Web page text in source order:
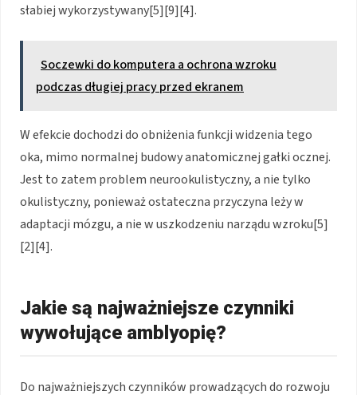
słabiej wykorzystywany[5][9][4].
Soczewki do komputera a ochrona wzroku
podczas długiej pracy przed ekranem
W efekcie dochodzi do obniżenia funkcji widzenia tego
oka, mimo normalnej budowy anatomicznej gałki ocznej.
Jest to zatem problem neurookulistyczny, a nie tylko
okulistyczny, ponieważ ostateczna przyczyna leży w
adaptacji mózgu, a nie w uszkodzeniu narządu wzroku[5]
[2][4].
Jakie są najważniejsze czynniki
wywołujące amblyopię?
Do najważniejszych czynników prowadzących do rozwoju